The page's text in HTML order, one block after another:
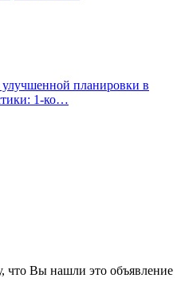
улучшенной планировки в
1-ко…
что Вы нашли это объявление